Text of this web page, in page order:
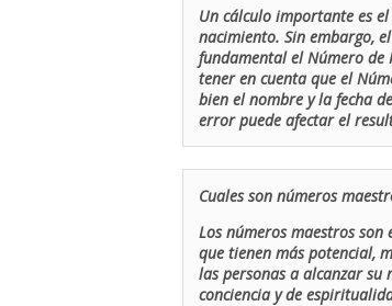
Un cálculo importante es
nacimiento. Sin embargo,
fundamental el Número de
tener en cuenta que el
bien el nombre y la fecha
error puede afectar el
Cuales son números
Los números maestros son
que tienen más potencial,
las personas a alcanzar su
conciencia y de